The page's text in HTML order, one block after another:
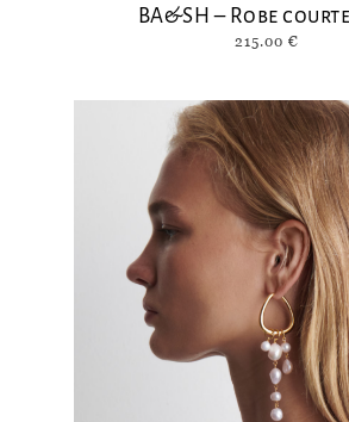
BA&SH – Robe
215.00 €